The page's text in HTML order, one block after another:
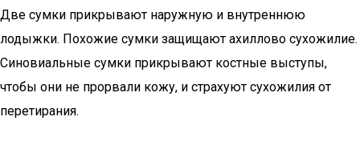
Две сумки прикрывают наружную и внутреннюю
лодыжки. Похожие сумки защищают ахиллово сухожилие.
Синовиальные сумки прикрывают костные выступы,
чтобы они не прорвали кожу, и страхуют сухожилия от
перетирания.